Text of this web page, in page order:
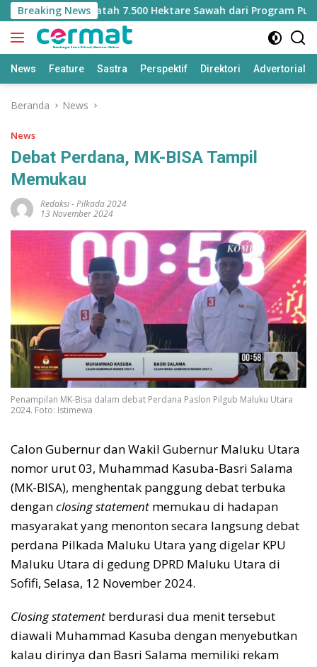
Langsung
ke
konten
Breaking News
Kehilangan Jatah 7.500 Hektare Sawah dari Program Pusat
News Feature Sastra Perspektif Direktori Advertorial
Beranda News
News
Debat Perdana, MK-BISA Tampil
Memukau
Redaksi-Pilkada 2024
13 November 2024
Penampilan MK-Bisa dalam debat Perdana Paslon Pilgub Maluku Utara
2024. Foto: Istimewa
Calon Gubernur dan Wakil Gubernur Maluku Utara
nomor urut 03, Muhammad Kasuba-Basri Salama
(MK-BISA), menghentak panggung debat terbuka
denganclosing statement memukau di hadapan
masyarakat yang menonton secara langsung debat
perdana Pilkada Maluku Utara yang digelar KPU
Maluku Utara di gedung DPRD Maluku Utara di
Sofifi, Selasa, 12 November 2024.
Closing statement berdurasi dua menit tersebut
diawali Muhammad Kasuba dengan menyebutkan
kalau dirinya dan Basri Salama memiliki rekam